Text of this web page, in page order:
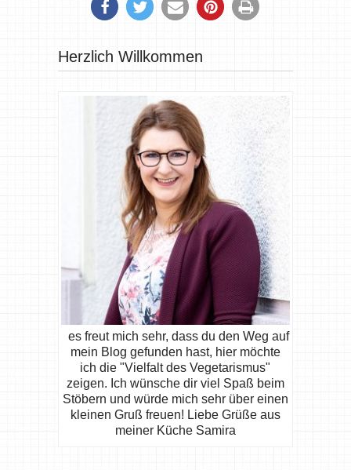
Herzlich Willkommen
es freut mich sehr, dass du den Weg auf
mein Blog gefunden hast, hier möchte
ich die "Vielfalt des Vegetarismus"
zeigen. Ich wünsche dir viel Spaß beim
Stöbern und würde mich sehr über einen
kleinen Gruß freuen! Liebe Grüße aus
meiner Küche Samira